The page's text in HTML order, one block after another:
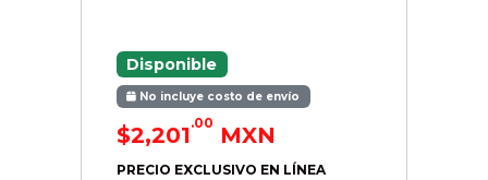
Disponible
No incluye costo de envío
$2,201.00 MXN
PRECIO EXCLUSIVO EN LÍNEA